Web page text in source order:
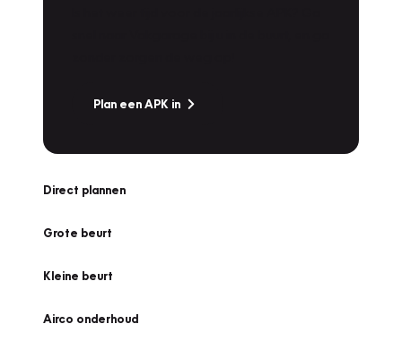
Plan een APK in
Direct plannen
Grote beurt
Kleine beurt
Airco onderhoud